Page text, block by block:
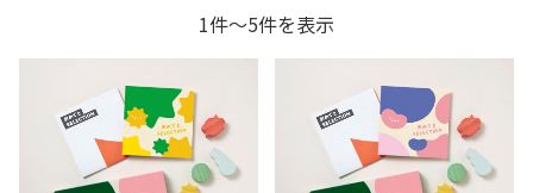
1件～5件を表示